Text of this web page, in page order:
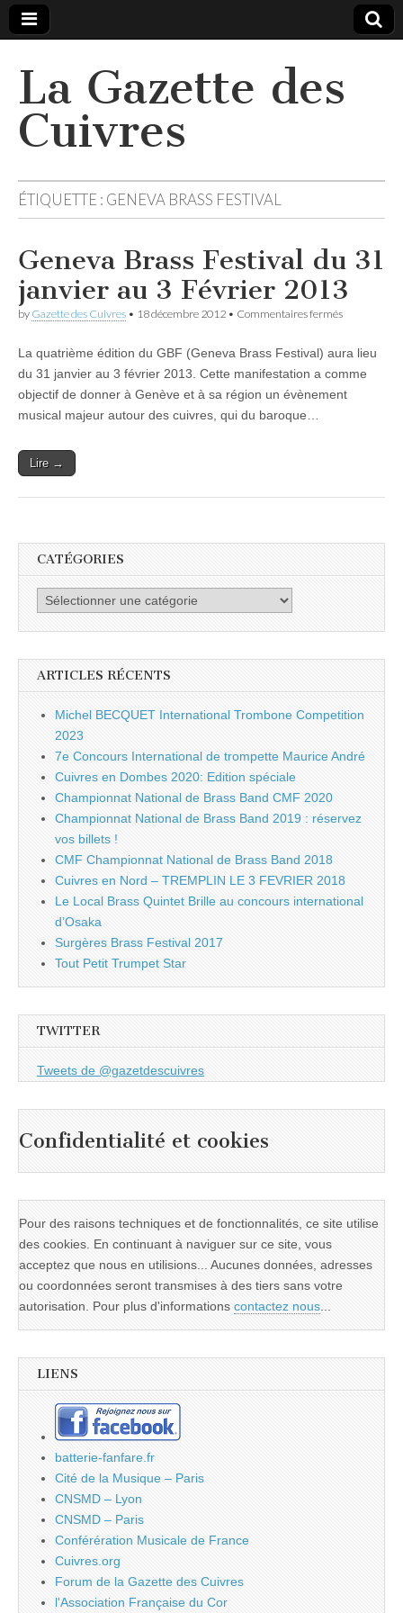
La Gazette des
Cuivres
ÉTIQUETTE : GENEVA BRASS FESTIVAL
Geneva Brass Festival du 31
janvier au 3 Février 2013
by Gazette des Cuivres • 18 décembre 2012 • Commentaires ferméssur
Festival
du
janvier
La quatrième édition du GBF (Geneva Brass Festival) aura lieu
du 31 janvier au 3 février 2013. Cette manifestation a comme
objectif de donner à Genève et à sa région un évènement
musical majeur autour des cuivres, qui du baroque…
Lire →
CATÉGORIES
Catégories
ARTICLES RÉCENTS
Michel BECQUET International Trombone Competition
2023
7e Concours International de trompette Maurice André
Cuivres en Dombes 2020: Edition spéciale
Championnat National de Brass Band CMF 2020
Championnat National de Brass Band 2019 : réservez
vos billets !
CMF Championnat National de Brass Band 2018
Cuivres en Nord – TREMPLIN LE 3 FEVRIER 2018
Le Local Brass Quintet Brille au concours international
d’Osaka
Surgères Brass Festival 2017
Tout Petit Trumpet Star
TWITTER
Tweets de @gazetdescuivres
Confidentialité et cookies
Pour des raisons techniques et de fonctionnalités, ce site utilise
des cookies. En continuant à naviguer sur ce site, vous
acceptez que nous en utilisions... Aucunes données, adresses
ou coordonnées seront transmises à des tiers sans votre
autorisation. Pour plus d'informations contactez nous...
LIENS
batterie-fanfare.fr
Cité de la Musique – Paris
CNSMD – Lyon
CNSMD – Paris
Conférération Musicale de France
Cuivres.org
Forum de la Gazette des Cuivres
l'Association Française du Cor